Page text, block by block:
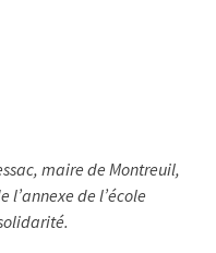
maire de Montreuil,
de l’école